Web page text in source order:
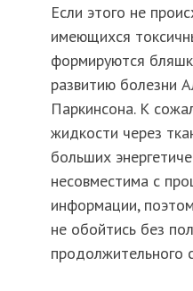
Если этого не
имеющихся
формируются
развитию болезни
Паркинсона. К
жидкости через
больших
несовместима с
информации,
не обойтись без
продолжительного